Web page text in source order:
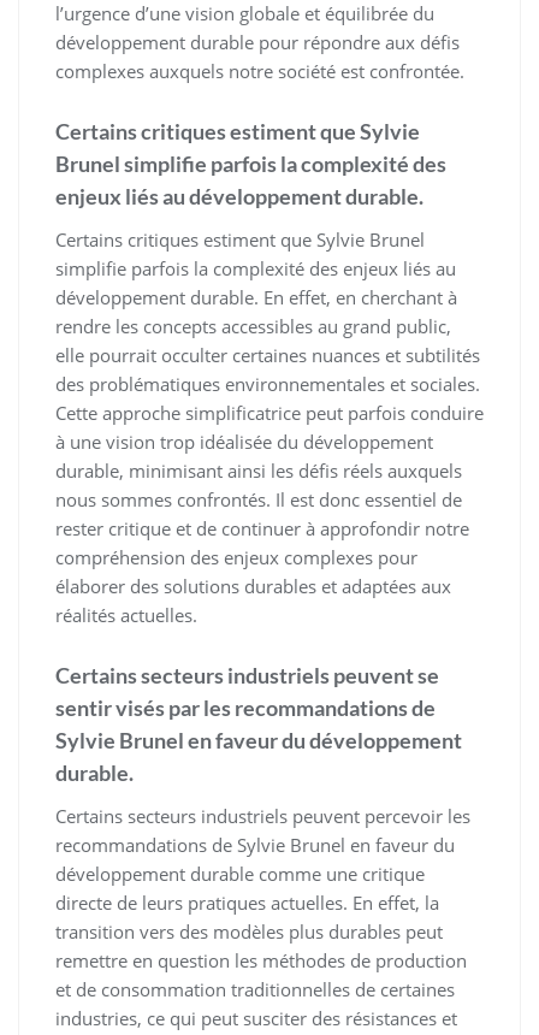
l’urgence d’une vision globale et équilibrée du
développement durable pour répondre aux défis
complexes auxquels notre société est confrontée.
Certains critiques estiment que Sylvie
Brunel simplifie parfois la complexité des
enjeux liés au développement durable.
Certains critiques estiment que Sylvie Brunel
simplifie parfois la complexité des enjeux liés au
développement durable. En effet, en cherchant à
rendre les concepts accessibles au grand public,
elle pourrait occulter certaines nuances et subtilités
des problématiques environnementales et sociales.
Cette approche simplificatrice peut parfois conduire
à une vision trop idéalisée du développement
durable, minimisant ainsi les défis réels auxquels
nous sommes confrontés. Il est donc essentiel de
rester critique et de continuer à approfondir notre
compréhension des enjeux complexes pour
élaborer des solutions durables et adaptées aux
réalités actuelles.
Certains secteurs industriels peuvent se
sentir visés par les recommandations de
Sylvie Brunel en faveur du développement
durable.
Certains secteurs industriels peuvent percevoir les
recommandations de Sylvie Brunel en faveur du
développement durable comme une critique
directe de leurs pratiques actuelles. En effet, la
transition vers des modèles plus durables peut
remettre en question les méthodes de production
et de consommation traditionnelles de certaines
industries, ce qui peut susciter des résistances et